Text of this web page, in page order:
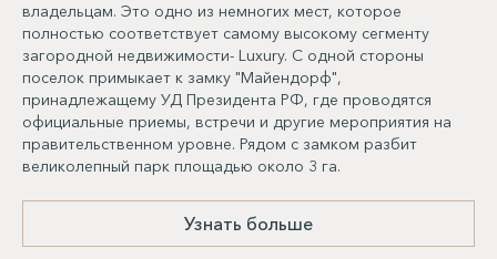
владельцам. Это одно из немногих мест, которое
полностью соответствует самому высокому сегменту
загородной недвижимости- Luxury. С одной стороны
поселок примыкает к замку "Майендорф",
принадлежащему УД Президента РФ, где проводятся
официальные приемы, встречи и другие мероприятия на
правительственном уровне. Рядом с замком разбит
великолепный парк площадью около 3 га.
Узнать больше